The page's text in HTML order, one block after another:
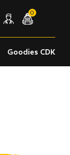
0
Goodies CDK